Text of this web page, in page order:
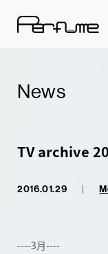
News
TV archive
2016.01.29 |
----3月----